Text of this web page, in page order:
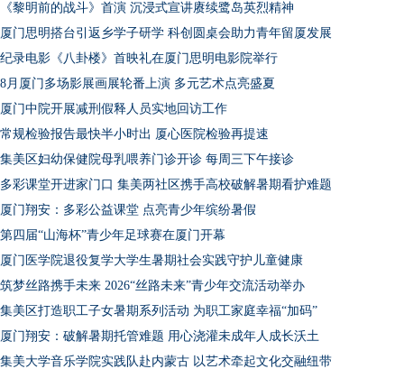
《黎明前的战斗》首演 沉浸式宣讲赓续鹭岛英烈精神
厦门思明搭台引返乡学子研学 科创圆桌会助力青年留厦发展
纪录电影《八卦楼》首映礼在厦门思明电影院举行
8月厦门多场影展画展轮番上演 多元艺术点亮盛夏
厦门中院开展减刑假释人员实地回访工作
常规检验报告最快半小时出 厦心医院检验再提速
集美区妇幼保健院母乳喂养门诊开诊 每周三下午接诊
多彩课堂开进家门口 集美两社区携手高校破解暑期看护难题
厦门翔安：多彩公益课堂 点亮青少年缤纷暑假
第四届“山海杯”青少年足球赛在厦门开幕
厦门医学院退役复学大学生暑期社会实践守护儿童健康
筑梦丝路携手未来 2026“丝路未来”青少年交流活动举办
集美区打造职工子女暑期系列活动 为职工家庭幸福“加码”
厦门翔安：破解暑期托管难题 用心浇灌未成年人成长沃土
集美大学音乐学院实践队赴内蒙古 以艺术牵起文化交融纽带